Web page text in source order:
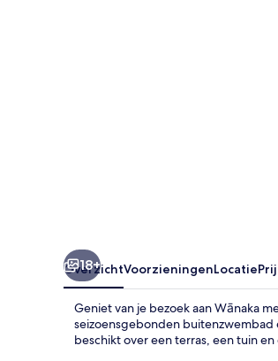
18+
OverzichtVoorzieningenLocatie
Geniet van je bezoek aan Wānaka
seizoensgebonden buitenzwembad
beschikt over een terras, een tuin